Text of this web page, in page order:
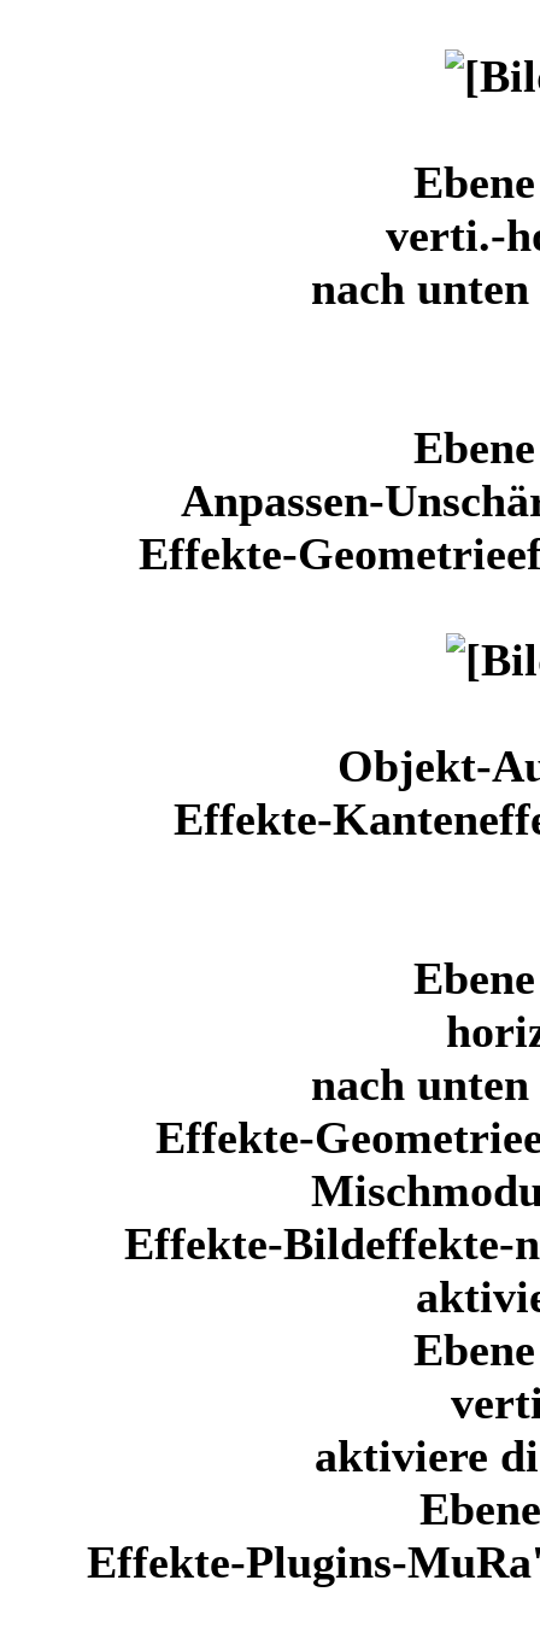
verti.-
nach unten
Anpassen-
Effekte-
Objekt-
Effekte-
nach unten
Effekte-
Effekte-Bildeffekte-
aktiviere
Effekte-Plugins-